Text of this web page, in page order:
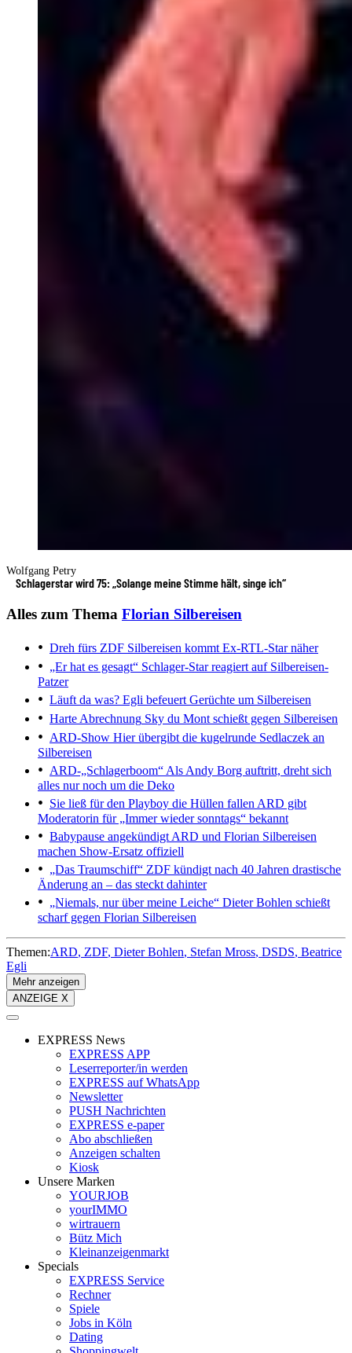
Wolfgang Petry
Schlagerstar wird 75: „Solange meine Stimme hält, singe ich“
Alles zum Thema Florian Silbereisen
Dreh fürs ZDF Silbereisen kommt Ex-RTL-Star näher
„Er hat es gesagt“ Schlager-Star reagiert auf Silbereisen-
Patzer
Läuft da was? Egli befeuert Gerüchte um Silbereisen
Harte Abrechnung Sky du Mont schießt gegen Silbereisen
ARD-Show Hier übergibt die kugelrunde Sedlaczek an
Silbereisen
ARD-„Schlagerboom“ Als Andy Borg auftritt, dreht sich
alles nur noch um die Deko
Sie ließ für den Playboy die Hüllen fallen ARD gibt
Moderatorin für „Immer wieder sonntags“ bekannt
Babypause angekündigt ARD und Florian Silbereisen
machen Show-Ersatz offiziell
„Das Traumschiff“ ZDF kündigt nach 40 Jahren drastische
Änderung an – das steckt dahinter
„Niemals, nur über meine Leiche“ Dieter Bohlen schießt
scharf gegen Florian Silbereisen
Themen:ARD ZDF Dieter Bohlen Stefan Mross DSDS Beatrice
Egli
Mehr anzeigen
ANZEIGE X
EXPRESS News
EXPRESS APP
Leserreporter/in werden
EXPRESS auf WhatsApp
Newsletter
PUSH Nachrichten
EXPRESS e-paper
Abo abschließen
Anzeigen schalten
Kiosk
Unsere Marken
YOURJOB
yourIMMO
wirtrauern
Bütz Mich
Kleinanzeigenmarkt
Specials
EXPRESS Service
Rechner
Spiele
Jobs in Köln
Dating